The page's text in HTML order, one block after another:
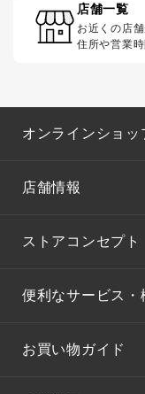
店舗一覧
お近くの店
住所や営業
オンラインショッ
店舗情報
ストアコンセプト
便利なサービス・
お買い物ガイド